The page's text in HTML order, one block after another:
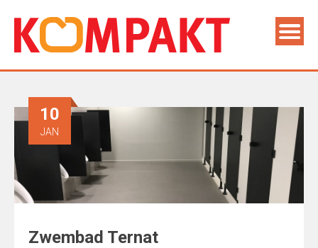
10
JAN
Zwembad Ternat